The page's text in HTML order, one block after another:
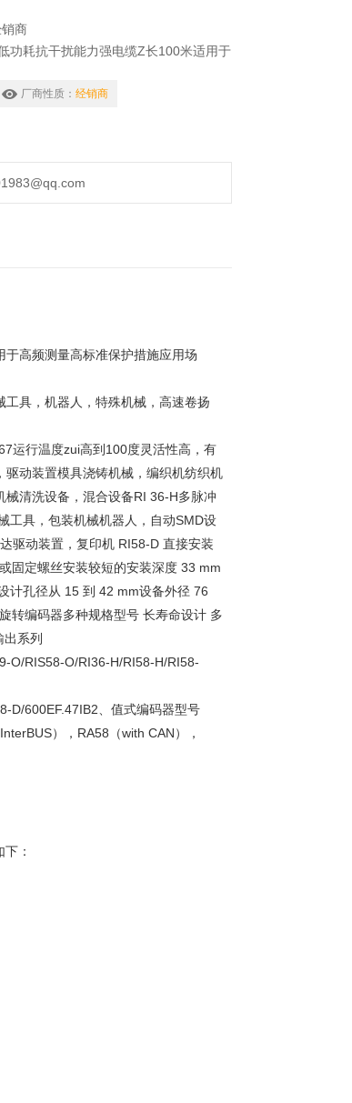
商
功耗抗干扰能力强电缆Z长100米适用于
人，特殊机械，高速卷扬机。
厂商性质： 经销商
高频测量高标准保护措施应用场
具，机器人，特殊机械，高速卷扬
运行温度zui高到100度灵活性高，有
动装置模具浇铸机械，编织机纺织机
清洗设备，混合设备RI 36-H多脉冲
工具，包装机械机器人，自动SMD设
驱动装置，复印机 RI58-D 直接安装
固定螺丝安装较短的安装深度 33 mm
计孔径从 15 到 42 mm设备外径 76
转编码器多种规格型号 长寿命设计 多
系列
O/RIS58-O/RI36-H/RI58-H/RI58-
D/600EF.47IB2、值式编码器型号
），RA58（with CAN），
：